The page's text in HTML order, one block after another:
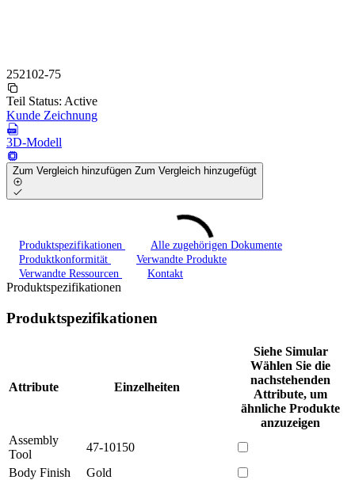
252102-75
Teil Status: Active
Kunde Zeichnung
3D-Modell
Zum Vergleich hinzufügen Zum Vergleich hinzugefügt
Produktspezifikationen
Alle zugehörigen Dokumente
Produktkonformität
Verwandte Produkte
Verwandte Ressourcen
Kontakt
Produktspezifikationen
Produktspezifikationen
Attribute Einzelheiten
Siehe Simular
Wählen Sie die
nachstehenden
Attribute, um
ähnliche Produkte
anzuzeigen
Assembly
Tool
47-10150
Body Finish
Gold